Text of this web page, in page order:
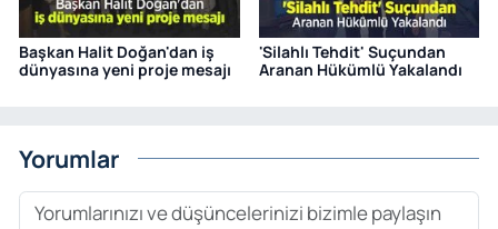
Başkan Halit Doğan'dan iş
dünyasına yeni proje mesajı
'Silahlı Tehdit' Suçundan
Aranan Hükümlü Yakalandı
Yorumlar